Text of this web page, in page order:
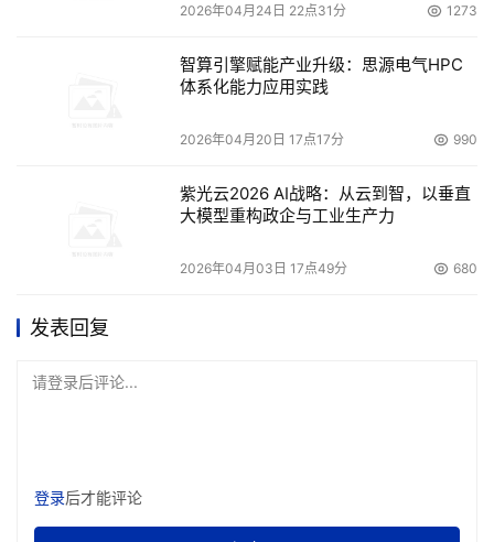
2026年04月24日 22点31分 1273
智算引擎赋能产业升级：思源电气HPC
体系化能力应用实践
2026年04月20日 17点17分 990
紫光云2026 AI战略：从云到智，以垂直
大模型重构政企与工业生产力
2026年04月03日 17点49分 680
发表回复
请登录后评论...
登录后才能评论